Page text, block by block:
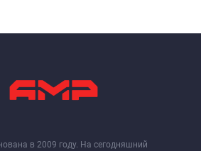
в 2009 году. На сегодняшний